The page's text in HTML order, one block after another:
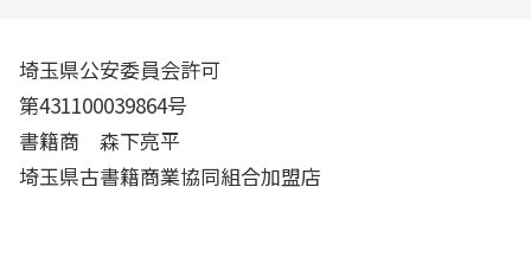
埼玉県公安委員会許可
第431100039864号
書籍商 森下亮平
埼玉県古書籍商業協同組合加盟店